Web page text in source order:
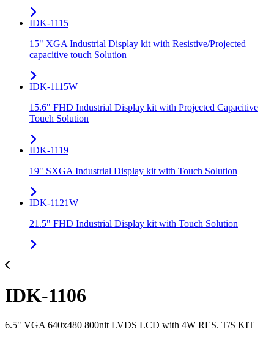
IDK-1115
15" XGA Industrial Display kit with Resistive/Projected
capacitive touch Solution
IDK-1115W
15.6" FHD Industrial Display kit with Projected Capacitive
Touch Solution
IDK-1119
19" SXGA Industrial Display kit with Touch Solution
IDK-1121W
21.5" FHD Industrial Display kit with Touch Solution
IDK-1106
6.5" VGA 640x480 800nit LVDS LCD with 4W RES. T/S KIT